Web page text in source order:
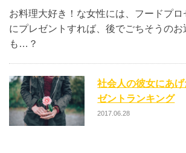
お料理大好き！な女性には、フードプロ
にプレゼントすれば、後でごちそうの
も…？
社会人の彼女にあ
ゼントランキング
2017.06.28